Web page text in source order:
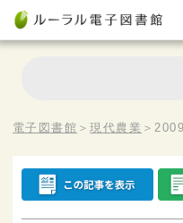
電子図書館 ＞現代農業 ＞